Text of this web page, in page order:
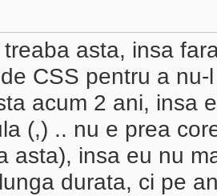
asta, insa
CSS pentru a
acum 2 ani, insa
(,) .. nu e prea
asta), insa eu nu
durata, ci pe